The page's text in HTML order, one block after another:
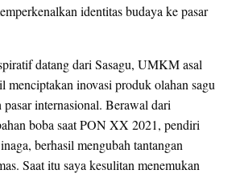
identitas budaya ke pasar
datang dari Sasagu, UMKM asal
menciptakan inovasi produk olahan sagu
pasar internasional. Berawal dari
boba saat PON XX 2021, pendiri
berhasil mengubah tantangan
Saat itu saya kesulitan menemukan